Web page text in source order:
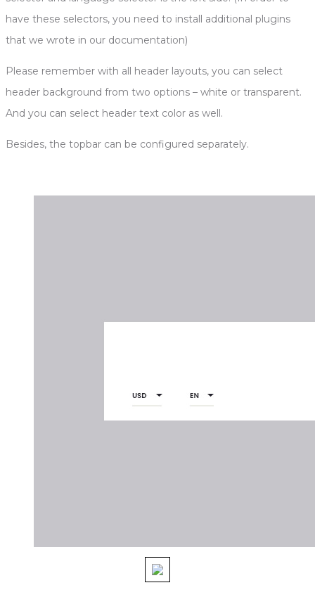
have these selectors, you need to install additional plugins
that we wrote in our documentation)
Please remember with all header layouts, you can select
header background from two options – white or transparent.
And you can select header text color as well.
Besides, the topbar can be configured separately.